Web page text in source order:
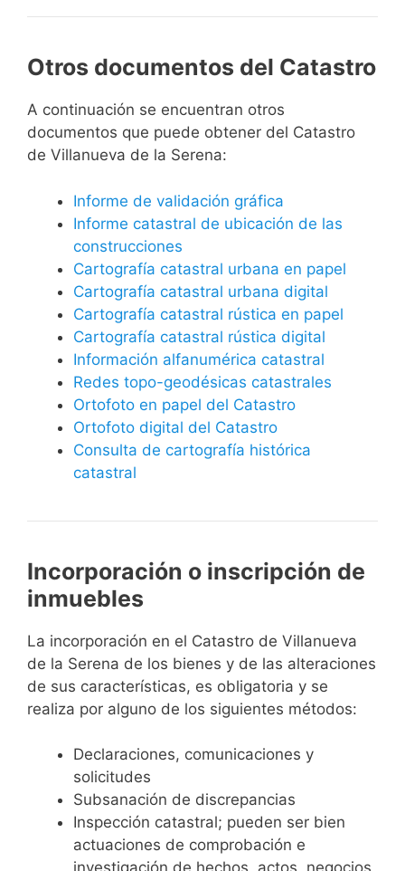
Otros documentos del Catastro
A continuación se encuentran otros
documentos que puede obtener del Catastro
de Villanueva de la Serena:
Informe de validación gráfica
Informe catastral de ubicación de las
construcciones
Cartografía catastral urbana en papel
Cartografía catastral urbana digital
Cartografía catastral rústica en papel
Cartografía catastral rústica digital
Información alfanumérica catastral
Redes topo-geodésicas catastrales
Ortofoto en papel del Catastro
Ortofoto digital del Catastro
Consulta de cartografía histórica
catastral
Incorporación o inscripción de
inmuebles
La incorporación en el Catastro de Villanueva
de la Serena de los bienes y de las alteraciones
de sus características, es obligatoria y se
realiza por alguno de los siguientes métodos:
Declaraciones, comunicaciones y
solicitudes
Subsanación de discrepancias
Inspección catastral; pueden ser bien
actuaciones de comprobación e